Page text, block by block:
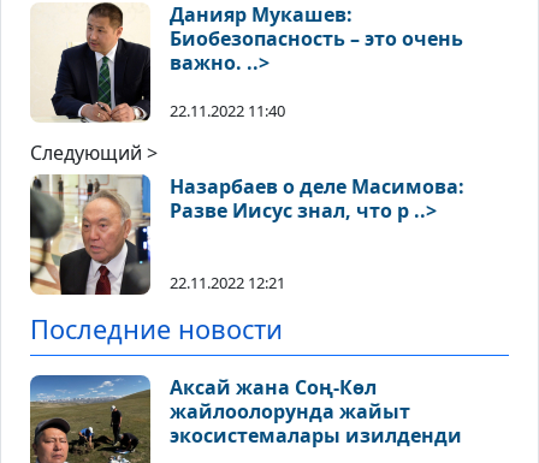
Данияр Мукашев:
Биобезопасность – это очень
важно. ..>
22.11.2022 11:40
Следующий >
Назарбаев о деле Масимова:
Разве Иисус знал, что р ..>
22.11.2022 12:21
Последние новости
Аксай жана Соң-Көл
жайлоолорунда жайыт
экосистемалары изилденди